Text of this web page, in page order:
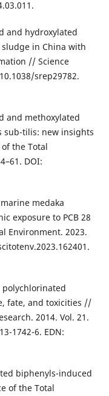
and hydroxylated
in China with
// Scienсe
srep29782.
and methoxylated
sub-tilis: new insights
the Total
DOI:
medaka
exposure to PCB 28
Environment. 2023.
polychlorinated
fate, and toxicities //
2014. Vol. 21.
1742-6. EDN:
biphenyls-induced
of the Total